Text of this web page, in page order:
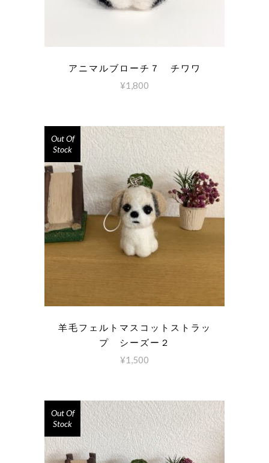
アニマルブローチ７ チワワ
¥1,800
Out Of
Stock
羊毛フェルトマスコットストラッ
プ シーズー２
¥1,500
Out Of
Stock